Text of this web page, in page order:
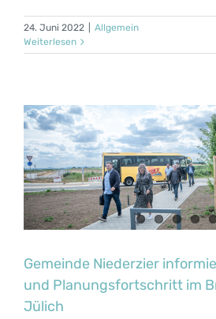
24. Juni 2022
Allgemein
Weiterlesen
Gemeinde Niederzier
und Planungsfortschritt im
Jülich